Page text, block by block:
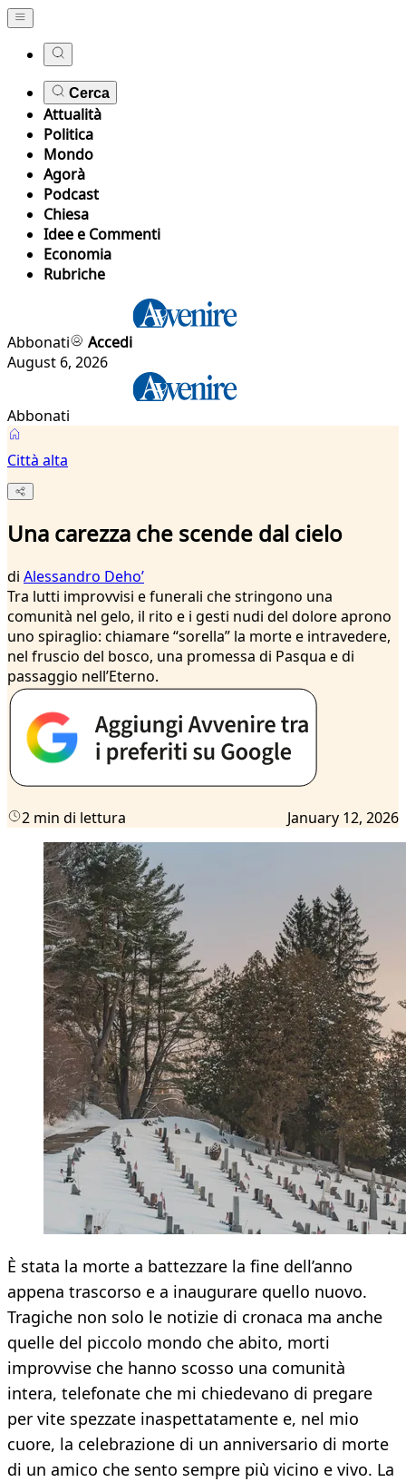
Cerca
Attualità
Politica
Mondo
Agorà
Podcast
Chiesa
Idee e Commenti
Economia
Rubriche
Abbonati
Accedi
August 6, 2026
Abbonati
Città alta
Una carezza che scende dal cielo
di Alessandro Dehoʼ
Tra lutti improvvisi e funerali che stringono una
comunità nel gelo, il rito e i gesti nudi del dolore aprono
uno spiraglio: chiamare “sorella” la morte e intravedere,
nel fruscio del bosco, una promessa di Pasqua e di
passaggio nell’Eterno.
2 min di lettura January 12, 2026
È stata la morte a battezzare la fine dell’anno
appena trascorso e a inaugurare quello nuovo.
Tragiche non solo le notizie di cronaca ma anche
quelle del piccolo mondo che abito, morti
improvvise che hanno scosso una comunità
intera, telefonate che mi chiedevano di pregare
per vite spezzate inaspettatamente e, nel mio
cuore, la celebrazione di un anniversario di morte
di un amico che sento sempre più vicino e vivo. La